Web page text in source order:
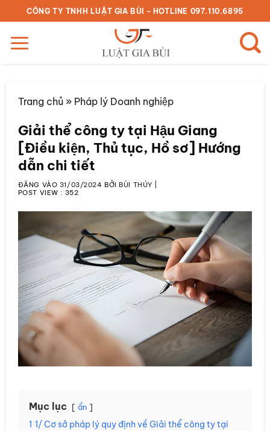
qua
nội
dung
CÔNG TY TNHH LUẬT GIA BÙI - HOTLINE 097.110.6895
Trang chủ» Pháp lý Doanh nghiệp
Giải thể công ty tại Hậu Giang
[Điều kiện, Thủ tục, Hồ sơ] Hướng
dẫn chi tiết
ĐĂNG VÀO 31/03/2024 BỞIBÙI THÚY
POST VIEW : 352
Mục lục ẩn
1 1/ Cơ sở pháp lý quy định về Giải thể công ty tại